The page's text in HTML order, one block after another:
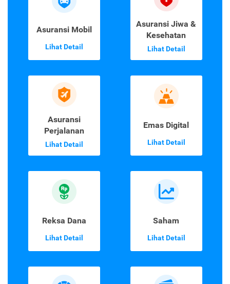
Asuransi Mobil
Lihat Detail
Asuransi Jiwa &
Kesehatan
Lihat Detail
Asuransi
Perjalanan
Lihat Detail
Emas Digital
Lihat Detail
Reksa Dana
Lihat Detail
Saham
Lihat Detail